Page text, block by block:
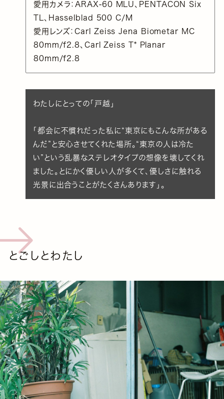
愛用カメラ：ARAX-60 MLU、PENTACON Six
TL、Hasselblad 500 C/M
愛用レンズ：Carl Zeiss Jena Biometar MC
80mm/f2.8、Carl Zeiss T* Planar
80mm/f2.8
わたしにとっての「戸越」
「都会に不慣れだった私に“東京にもこんな所がある
んだ”と安心させてくれた場所。“東京の人は冷た
い”という乱暴なステレオタイプの想像を壊してくれ
ました。とにかく優しい人が多くて、優しさに触れる
光景に出合うことがたくさんあります」。
とごしとわたし